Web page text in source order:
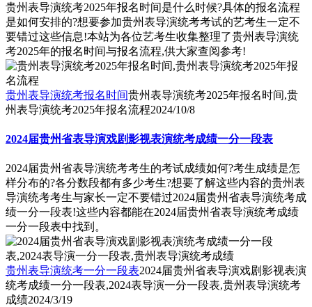
贵州表导演统考2025年报名时间是什么时候?具体的报名流程
是如何安排的?想要参加贵州表导演统考考试的艺考生一定不
要错过这些信息!本站为各位艺考生收集整理了贵州表导演统
考2025年的报名时间与报名流程,供大家查阅参考!
贵州表导演统考报名时间贵州表导演统考2025年报名时间,贵
州表导演统考2025年报名流程2024/10/8
2024届贵州省表导演戏剧影视表演统考成绩一分一段表
2024届贵州省表导演统考考生的考试成绩如何?考生成绩是怎
样分布的?各分数段都有多少考生?想要了解这些内容的贵州表
导演统考考生与家长一定不要错过2024届贵州省表导演统考成
绩一分一段表!这些内容都能在2024届贵州省表导演统考成绩
一分一段表中找到。
贵州表导演统考一分一段表2024届贵州省表导演戏剧影视表演
统考成绩一分一段表,2024表导演一分一段表,贵州表导演统考
成绩2024/3/19